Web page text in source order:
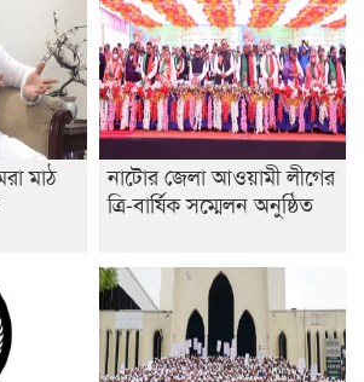
মাঠ
নাটোর জেলা আওয়ামী লীগের
ত্রি-বার্ষিক সম্মেলন অনুষ্ঠিত